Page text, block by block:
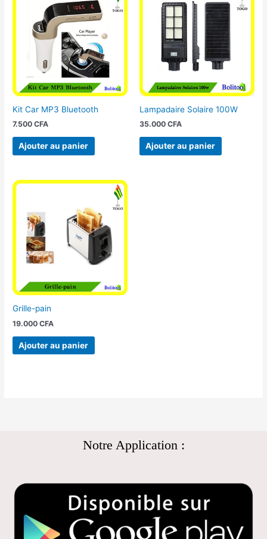
Kit Car MP3 Bluetooth
7.500CFA
Ajouter au panier
Lampadaire Solaire 100W
35.000 CFA
Ajouter au panier
Grille-pain
19.000CFA
Ajouter au panier
Notre Application :